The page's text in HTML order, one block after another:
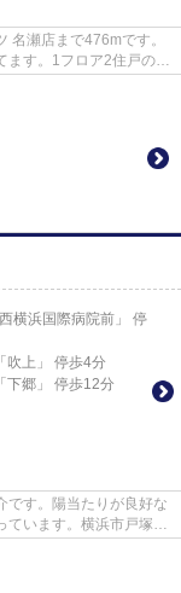
名瀬店まで476mです。
ます。1フロア2住戸の、
横浜国際病院前」 停
吹上」 停歩4分
下郷」 停歩12分
す。陽当たりが良好な
ています。横浜市戸塚区